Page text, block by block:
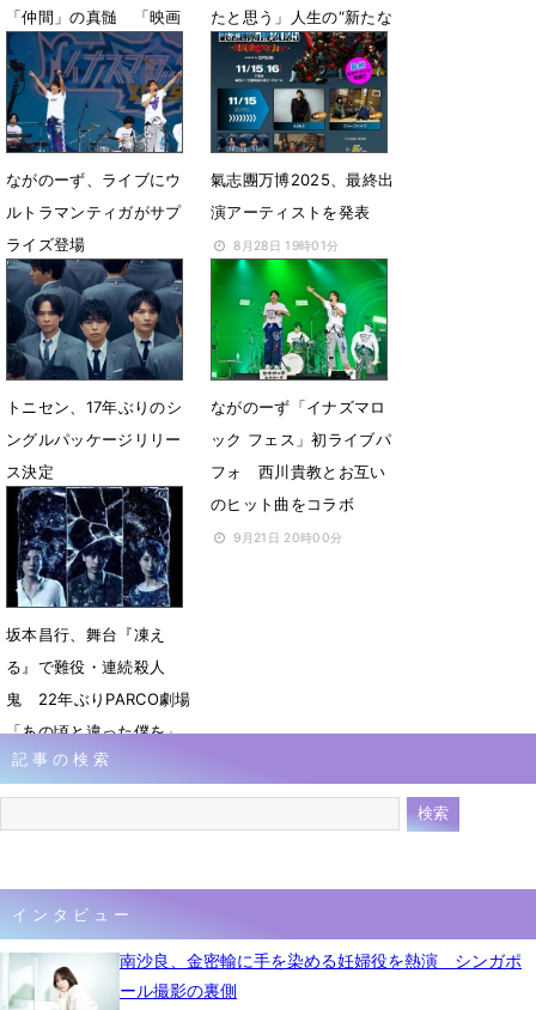
「仲間」の真髄 「映画
すみっコぐらし」が照ら
した“絆”のカタチ
11月2日 10時00分
たと思う」人生の“新たな
ベクトル”
10月4日 21時34分
ながのーず、ライブにウ
ルトラマンティガがサプ
ライズ登場
9月21日 21時38分
氣志團万博2025、最終出
演アーティストを発表
8月28日 19時01分
トニセン、17年ぶりのシ
ングルパッケージリリー
ス決定
4月9日 18時06分
ながのーず「イナズマロ
ック フェス」初ライブパ
フォ 西川貴教とお互い
のヒット曲をコラボ
9月21日 20時00分
坂本昌行、舞台『凍え
る』で難役・連続殺人
鬼 22年ぶりPARCO劇場
「あの頃と違った僕を」
6月23日 08時28分
記事の検索
インタビュー
南沙良、金密輸に手を染める妊婦役を熱演 シンガポ
ール撮影の裏側